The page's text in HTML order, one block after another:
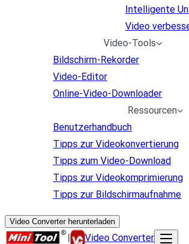
Intelligente
Video
Video-Tools
Bildschirm-Rekorder
Video-Editor
Online-Video-Downloader
Ressourcen
Benutzerhandbuch
Tipps zur Videokonvertierung
Tipps zum Video-Download
Tipps zur Videokomprimierung
Tipps zur Bildschirmaufnahme
Video Converter herunterladen
| Video Converter